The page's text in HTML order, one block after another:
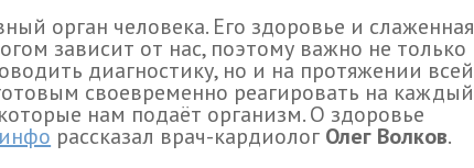
орган человека. Его здоровье и слаженная
зависит от нас, поэтому важно не только
диагностику, но и на протяжении всей
своевременно реагировать на каждый
нам подаёт организм. О здоровье
рассказал врач-кардиолог Олег Волков.